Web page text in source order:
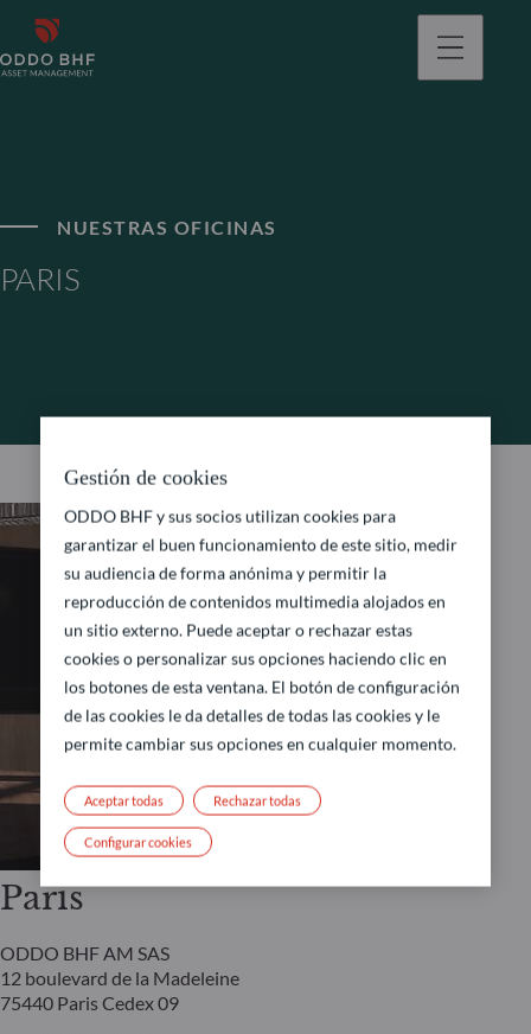
NUESTRAS OFICINAS
PARIS
Paris
ODDO BHF AM SAS
12 boulevard de la Madeleine
75440 Paris Cedex 09
Gestión de cookies
ODDO BHF y sus socios utilizan cookies para
garantizar el buen funcionamiento de este sitio, medir
su audiencia de forma anónima y permitir la
reproducción de contenidos multimedia alojados en
un sitio externo. Puede aceptar o rechazar estas
cookies o personalizar sus opciones haciendo clic en
los botones de esta ventana. El botón de configuración
de las cookies le da detalles de todas las cookies y le
permite cambiar sus opciones en cualquier momento.
Rechazar todas
Aceptar todas
Configurar cookies